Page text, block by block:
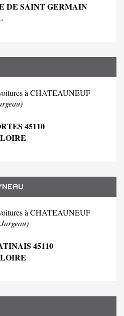
DE SAINT GERMAIN
à CHATEAUNEUF
45110
à CHATEAUNEUF
45110